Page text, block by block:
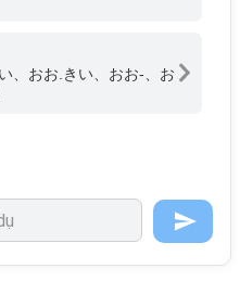
、おお.きい、おお-、お